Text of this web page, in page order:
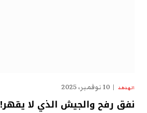
الهدهد 10 نوفمبر، 2025
نفق رفح والجيش الذي لا يقهر!